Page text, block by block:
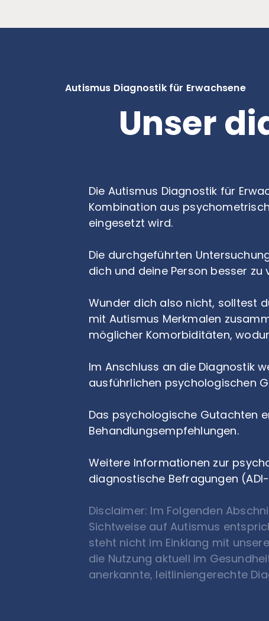
Autismus Diagnostik für Erwachsene
Unser
Die Autismus Diagnostik für
Kombination aus
eingesetzt wird.
Die durchgeführten
dich und deine Person besser
Wunder dich also nicht, solltest
mit Autismus Merkmalen
möglicher Komorbiditäten,
Im Anschluss an die Diagnostik
ausführlichen psychologischen
Das psychologische Gutachten
Behandlungsempfehlungen.
Weitere Informationen zur
diagnostische Befragungen
Disclaimer: Im Folgenden
Sichtweise auf Autismus
steht nicht im Einklang mit
die Nutzung aktuell im
anerkannte, leitliniengerechte